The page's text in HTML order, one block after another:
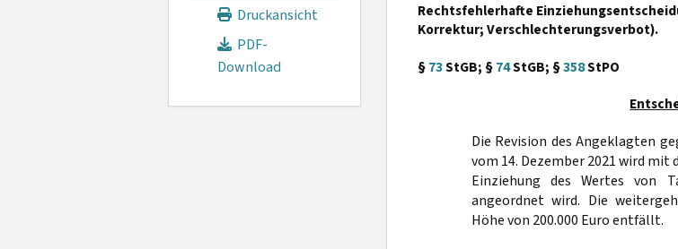
Druckansicht
PDF-
Download
Rechtsfehlerhafte
Korrektur; Verschlechterungsverbot).
§73StGB; §74StGB; §358StPO
Die Revision des Angeklagten
vom 14. Dezember 2021 wird mit
Einziehung des Wertes von
angeordnet wird. Die
Höhe von 200.000 Euro entfällt.